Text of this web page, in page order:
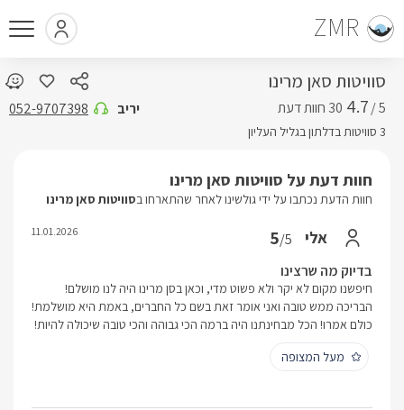
ZMR
סוויטות סאן מרינו
5 /
4.7
3 סוויטות בדלתון בגליל העליון
יריב 052-9707398
חוות דעת על סוויטות סאן מרינו
חוות הדעת נכתבו על ידי גולשינו לאחר שהתארחו בסוויטות סאן מרינו
אלי 5/5
11.01.2026
בדיוק מה שרצינו
חיפשנו מקום לא יקר ולא פשוט מדי, וכאן בסן מרינו היה לנו מושלם!
הבריכה ממש טובה ואני אומר זאת בשם כל החברים, באמת היא מושלמת!
כולם אמרו! הכל מבחינתנו היה ברמה הכי גבוהה והכי טובה שיכולה להיות!
מעל המצופה